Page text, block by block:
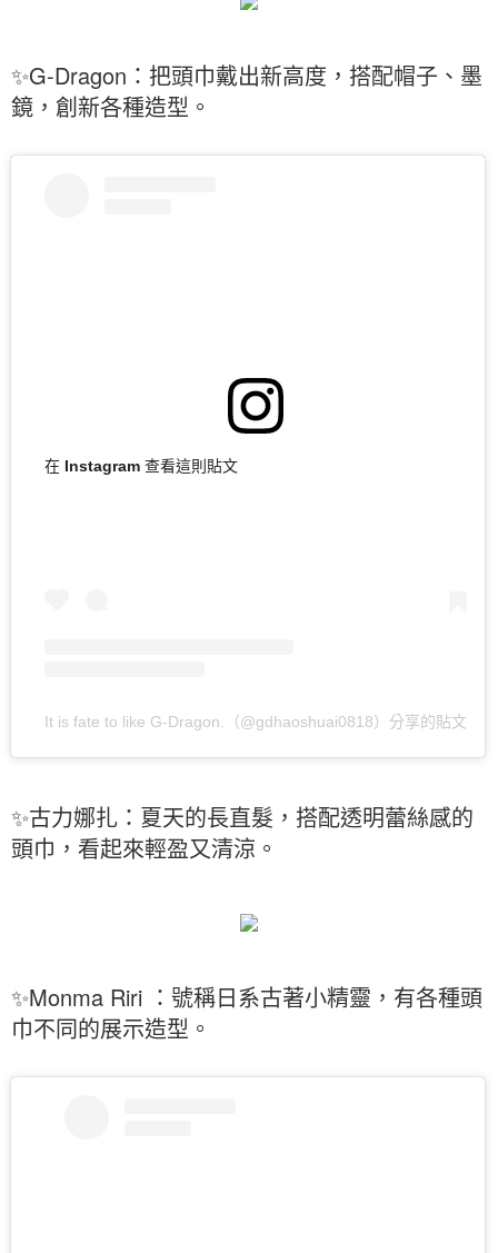
✨G-Dragon：把頭巾戴出新高度，搭配帽子、墨
鏡，創新各種造型。
在 Instagram 查看這則貼文
It is fate to like G-Dragon.（@gdhaoshuai0818）分享的貼文
✨古力娜扎：夏天的長直髮，搭配透明蕾絲感的
頭巾，看起來輕盈又清涼。
✨Monma Riri ：號稱日系古著小精靈，有各種頭
巾不同的展示造型。